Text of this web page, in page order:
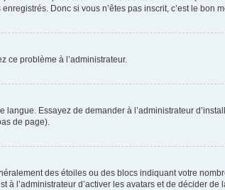
Donc si vous n’êtes pas inscrit, c’est le bon
ce problème à l’administrateur.
Essayez de demander à l’administrateur
de page).
des étoiles ou des blocs indiquant votre
l’administrateur d’activer les avatars et de décider